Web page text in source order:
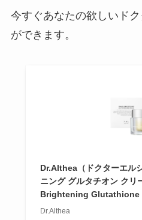
今すぐあなたの欲しいド
ができます。
Dr.Althea（ドクターエル
ニング グルタチオン クリ
Brightening Glutathione
Dr.Althea